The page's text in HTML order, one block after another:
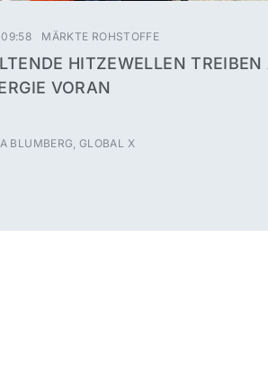
MÄRKTE ROHSTOFFE
HITZEWELLEN
VORAN
BLUMBERG, GLOBAL X